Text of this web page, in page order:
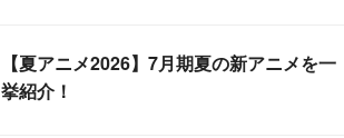
【夏アニメ2026】7月期夏の新アニメを一
挙紹介！